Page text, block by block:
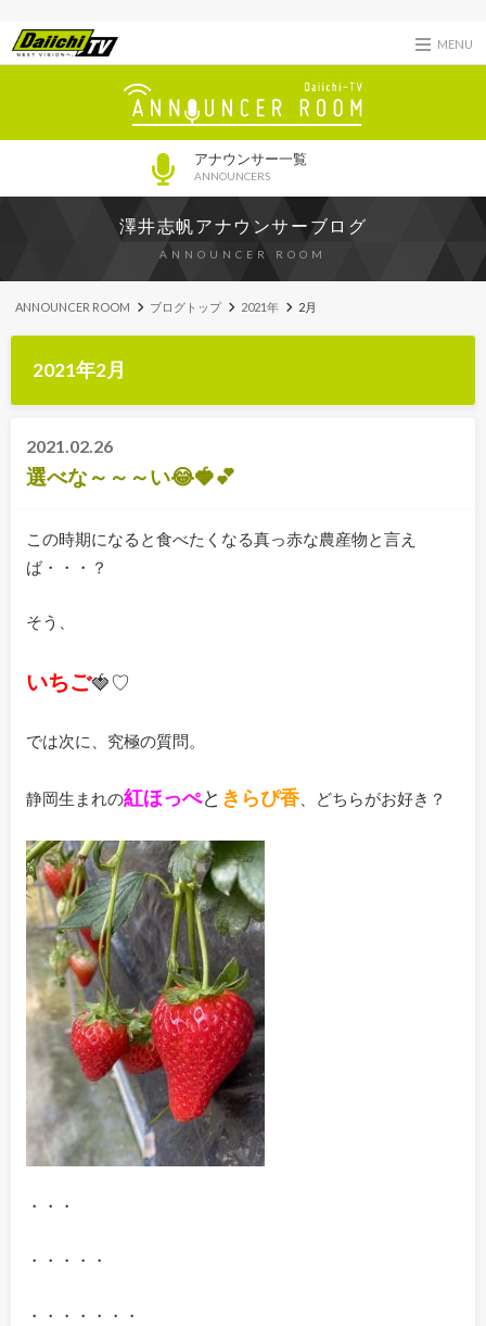
MENU
アナウンサー一覧
ANNOUNCERS
澤井志帆アナウンサーブログ
ANNOUNCER ROOM
ANNOUNCER ROOM ブログトップ 2021年 2月
2021年2月
2021.02.26
選べな～～～い😂🍓💕
この時期になると食べたくなる真っ赤な農産物と言え
ば・・・？
そう、
いちご🍓♡
では次に、究極の質問。
静岡生まれの紅ほっぺと きらぴ香、どちらがお好き？
・・・
・・・・・
・・・・・・・